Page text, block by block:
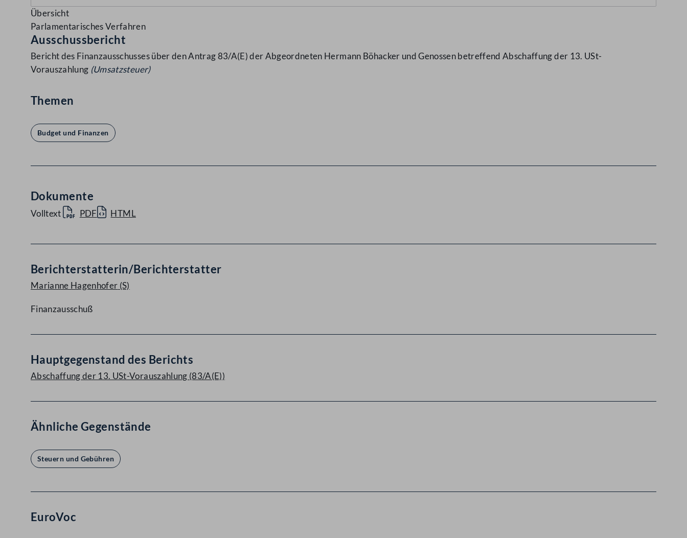
Übersicht
Parlamentarisches Verfahren
Ausschussbericht
Bericht des Finanzausschusses über den Antrag 83/A(E) der Abgeordneten Hermann Böhacker und Genossen betreffend Abschaffung der 13. USt-
Vorauszahlung (Umsatzsteuer)
Themen
Budget und Finanzen
Dokumente
Volltext PDF HTML
Berichterstatterin/Berichterstatter
Marianne Hagenhofer (S)
Finanzausschuß
Hauptgegenstand des Berichts
Abschaffung der 13. USt-Vorauszahlung (83/A(E))
Ähnliche Gegenstände
Steuern und Gebühren
EuroVoc